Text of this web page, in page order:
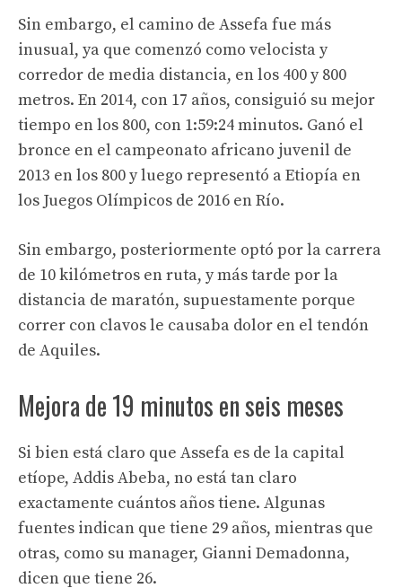
Sin embargo, el camino de Assefa fue más
inusual, ya que comenzó como velocista y
corredor de media distancia, en los 400 y 800
metros. En 2014, con 17 años, consiguió su mejor
tiempo en los 800, con 1:59:24 minutos. Ganó el
bronce en el campeonato africano juvenil de
2013 en los 800 y luego representó a Etiopía en
los Juegos Olímpicos de 2016 en Río.
Sin embargo, posteriormente optó por la carrera
de 10 kilómetros en ruta, y más tarde por la
distancia de maratón, supuestamente porque
correr con clavos le causaba dolor en el tendón
de Aquiles.
Mejora de 19 minutos en seis meses
Si bien está claro que Assefa es de la capital
etíope, Addis Abeba, no está tan claro
exactamente cuántos años tiene. Algunas
fuentes indican que tiene 29 años, mientras que
otras, como su manager, Gianni Demadonna,
dicen que tiene 26.